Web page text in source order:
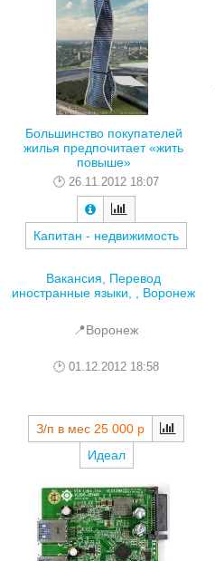
Большинство покупателей
жилья предпочитает «жить
повыше»
26.11.2012 18:07
Капитан - недвижимость
Вакансия, Перевод
иностранные языки, , Воронеж
📍Воронеж
01.12.2012 18:58
З/п в мес 25 000 р
Идеал